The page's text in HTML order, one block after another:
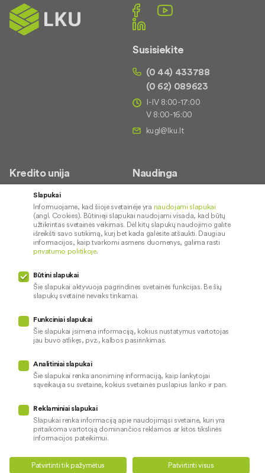
Susisiekite
(0 44) 433788
(0 62) 089623
I-IV 8:00-17:00
V 8:00-16:00
Kredito unija
Apie mus
Kontaktai
Karjera
Socialinė atsakomybė
Naudinga
Palūkanų normos
Paslaugų teikimo sąlygos ir
įkainiai
Pranešėjų apsauga
Privatumo politika
Naudojami slapukai
Pinigų plovimo prevencija
Skundų nagrinėjimas
Prieinamumo pareiškimas
Teikti kredito paraišką Susisiekite
Slapukai
Informuojame, kad šioje svetainėje yra naudojami slapukai
(angl. Cookies). Būtinieji slapukai naudojami visada, kad būtų
užtikrintas svetainės veikimas. Dėl kitų slapukų naudojimo galite
išreikšti savo sutikimą, kurį bet kada galėsite atšaukti. Daugiau
informacijos, kaip tvarkomi asmens duomenys, galima rasti
privatumo politikoje.
Būtini slapukai
Šie slapukai aktyvuoja pagrindines svetainės funkcijas. Be šių
slapukų svetainė neveiks tinkamai.
Funkciniai slapukai
Šie slapukai įsimena informaciją, kokius nustatymus vartotojas
jau buvo atlikęs, pvz., kalbos pasirinkimas.
Analitiniai slapukai
Šie slapukai renka anoniminę informaciją, kaip lankytojai
sąveikauja su svetaine, kokius svetainės puslapius lanko ir pan.
Reklaminiai slapukai
Slapukai renka informaciją apie naudojimąsi svetaine, kuri yra
pritaikoma vartotoją dominančios reklamos ar kitos tikslinės
informacijos pateikimui.
Patvirtinti tik pažymėtus Patvirtinti visus